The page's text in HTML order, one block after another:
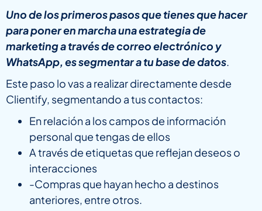
Uno de los primeros pasos que tienes que hacer
para poner en marcha una estrategia de
marketing a través de correo electrónico y
WhatsApp, es segmentar a tu base de datos.
Este paso lo vas a realizar directamente desde
Clientify, segmentando a tus contactos:
En relación a los campos de información
personal que tengas de ellos
A través de etiquetas que reflejan deseos o
interacciones
-Compras que hayan hecho a destinos
anteriores, entre otros.